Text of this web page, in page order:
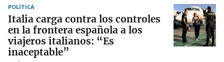
POLÍTICA
Italia carga contra los controles
en la frontera española a los
viajeros italianos: “Es
inaceptable”